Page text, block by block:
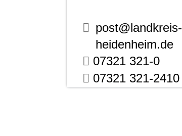
post@landkreis-
heidenheim.de
07321 321-0
07321 321-2410